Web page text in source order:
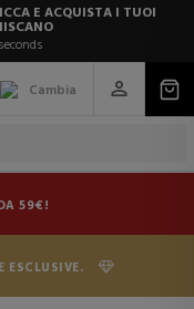
E ACQUISTA I TUOI
seconds
Cambia
59€!
ESCLUSIVE.